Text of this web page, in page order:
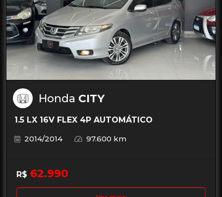
Honda CITY
1.5 LX 16V FLEX 4P AUTOMÁTICO
2014/2014
97.600 km
R$ 62.990